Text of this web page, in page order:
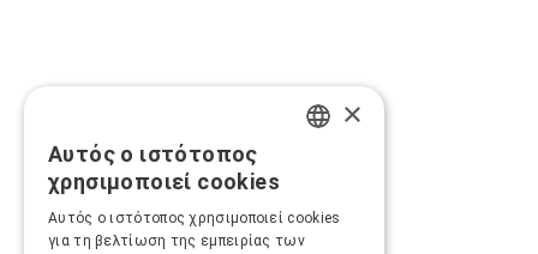
×
Αυτός ο ιστότοπος
χρησιμοποιεί cookies
Αυτός ο ιστότοπος χρησιμοποιεί cookies
για τη βελτίωση της εμπειρίας των